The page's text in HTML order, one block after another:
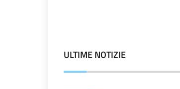
ULTIME NOTIZIE